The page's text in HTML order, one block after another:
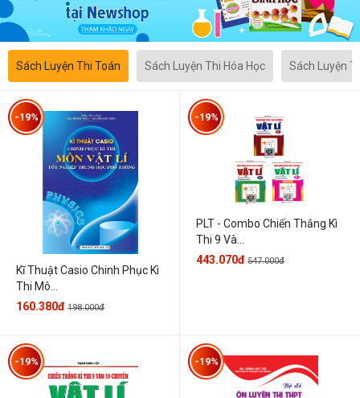
Sách Luyện Thi Toán Sách Luyện Thi Hóa Học Sách Luyện
Kĩ Thuật Casio Chinh Phục Kì
Thi Mô...
-19%
160.380đ 198.000đ
PLT - Combo Chiến Thắng Kì
Thi 9 Và...
-19%
443.070đ 547.000đ
-19% -19%